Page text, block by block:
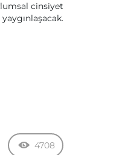
cinsiyet
4708